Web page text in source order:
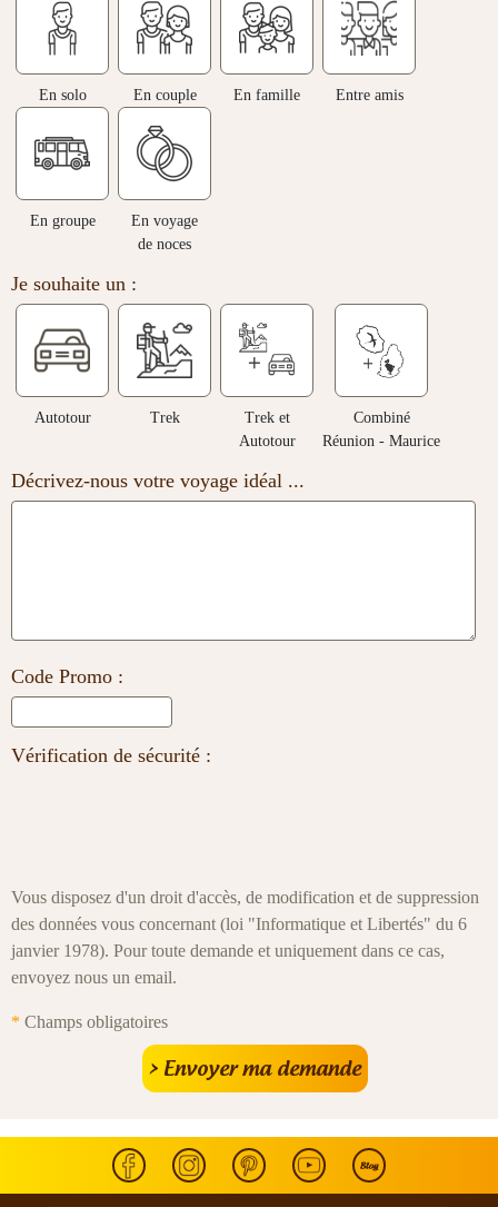
En solo En couple En famille Entre amis
En groupe
En voyage
de noces
Je souhaite un :
Autotour Trek
Trek et
Autotour
Combiné
Réunion - Maurice
Décrivez-nous votre voyage idéal ...
Code Promo :
Vérification de sécurité :
Vous disposez d'un droit d'accès, de modification et de suppression
des données vous concernant (loi "Informatique et Libertés" du 6
janvier 1978). Pour toute demande et uniquement dans ce cas,
envoyez nous un email.
* Champs obligatoires